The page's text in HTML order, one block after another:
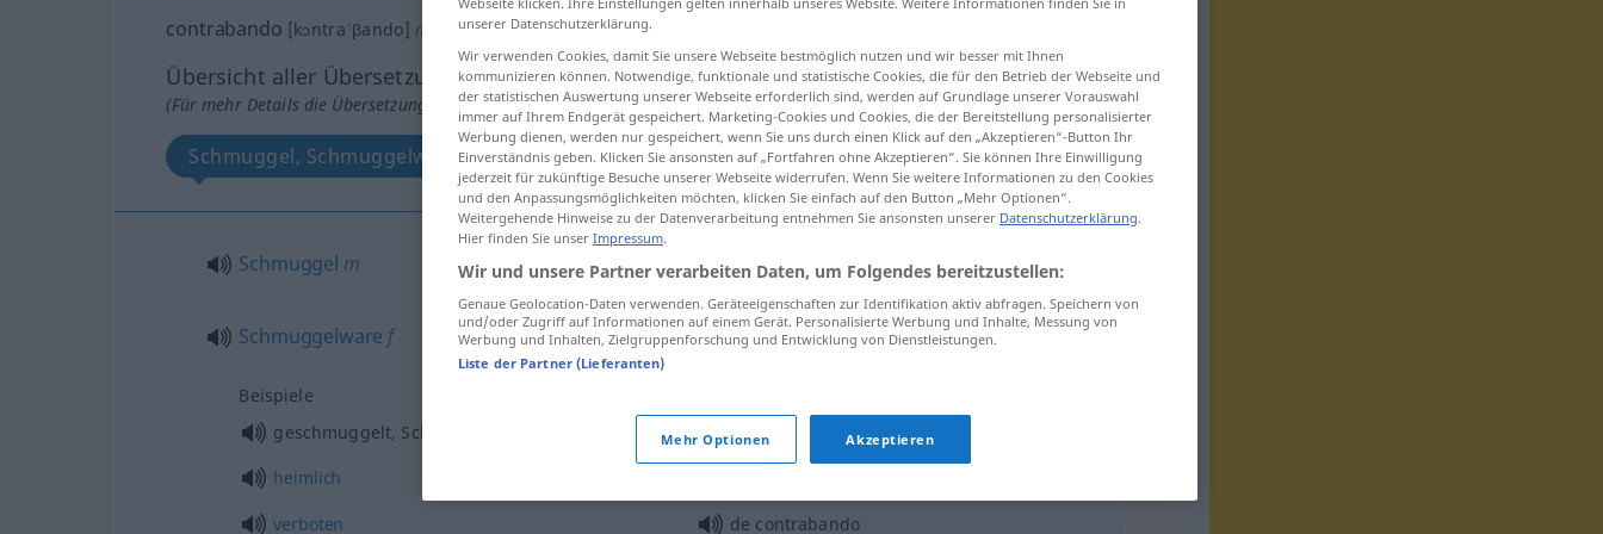
contrabando [kɔntraˈβando] m
Übersicht aller Übersetzungen
(Für mehr Details die Übersetzung anklicken/antippen)
Schmuggel, Schmuggelware
Schmuggel m contrabandocomercio ilegal
Schmuggelware f contrabandomercancía
Beispiele
geschmuggelt, Schmuggel…
de contrabando
heimlich
verboten de contrabando
unserer Datenschutzerklärung.
Wir verwenden Cookies, damit Sie unsere Webseite bestmöglich nutzen und wir besser mit Ihnen
kommunizieren können. Notwendige, funktionale und statistische Cookies, die für den Betrieb der Webseite und
der statistischen Auswertung unserer Webseite erforderlich sind, werden auf Grundlage unserer Vorauswahl
immer auf Ihrem Endgerät gespeichert. Marketing-Cookies und Cookies, die der Bereitstellung personalisierter
Werbung dienen, werden nur gespeichert, wenn Sie uns durch einen Klick auf den „Akzeptieren“-Button Ihr
Einverständnis geben. Klicken Sie ansonsten auf „Fortfahren ohne Akzeptieren“. Sie können Ihre Einwilligung
jederzeit für zukünftige Besuche unserer Webseite widerrufen. Wenn Sie weitere Informationen zu den Cookies
und den Anpassungsmöglichkeiten möchten, klicken Sie einfach auf den Button „Mehr Optionen“.
Weitergehende Hinweise zu der Datenverarbeitung entnehmen Sie ansonsten unserer Datenschutzerklärung.
Hier finden Sie unser Impressum.
Wir und unsere Partner verarbeiten Daten, um Folgendes bereitzustellen:
Genaue Geolocation-Daten verwenden. Geräteeigenschaften zur Identifikation aktiv abfragen. Speichern von
und/oder Zugriff auf Informationen auf einem Gerät. Personalisierte Werbung und Inhalte, Messung von
Werbung und Inhalten, Zielgruppenforschung und Entwicklung von Dienstleistungen.
Liste der Partner (Lieferanten)
Mehr Optionen Akzeptieren